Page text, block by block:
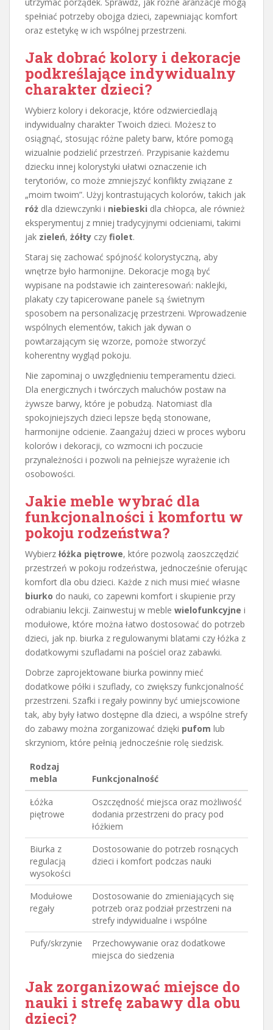
utrzymać porządek. Sprawdź, jak różne aranżacje mogą
spełniać potrzeby obojga dzieci, zapewniając komfort
oraz estetykę w ich wspólnej przestrzeni.
Jak dobrać kolory i dekoracje
podkreślające indywidualny
charakter dzieci?
Wybierz kolory i dekoracje, które odzwierciedlają
indywidualny charakter Twoich dzieci. Możesz to
osiągnąć, stosując różne palety barw, które pomogą
wizualnie podzielić przestrzeń. Przypisanie każdemu
dziecku innej kolorystyki ułatwi oznaczenie ich
terytoriów, co może zmniejszyć konflikty związane z
„moim twoim”. Użyj kontrastujących kolorów, takich jak
róż dla dziewczynki i niebieski dla chłopca, ale również
eksperymentuj z mniej tradycyjnymi odcieniami, takimi
jak zieleń, żółty czy fiolet.
Staraj się zachować spójność kolorystyczną, aby
wnętrze było harmonijne. Dekoracje mogą być
wypisane na podstawie ich zainteresowań: naklejki,
plakaty czy tapicerowane panele są świetnym
sposobem na personalizację przestrzeni. Wprowadzenie
wspólnych elementów, takich jak dywan o
powtarzającym się wzorze, pomoże stworzyć
koherentny wygląd pokoju.
Nie zapominaj o uwzględnieniu temperamentu dzieci.
Dla energicznych i twórczych maluchów postaw na
żywsze barwy, które je pobudzą. Natomiast dla
spokojniejszych dzieci lepsze będą stonowane,
harmonijne odcienie. Zaangażuj dzieci w proces wyboru
kolorów i dekoracji, co wzmocni ich poczucie
przynależności i pozwoli na pełniejsze wyrażenie ich
osobowości.
Jakie meble wybrać dla
funkcjonalności i komfortu w
pokoju rodzeństwa?
Wybierz łóżka piętrowe, które pozwolą zaoszczędzić
przestrzeń w pokoju rodzeństwa, jednocześnie oferując
komfort dla obu dzieci. Każde z nich musi mieć własne
biurko do nauki, co zapewni komfort i skupienie przy
odrabianiu lekcji. Zainwestuj w meble wielofunkcyjne i
modułowe, które można łatwo dostosować do potrzeb
dzieci, jak np. biurka z regulowanymi blatami czy łóżka z
dodatkowymi szufladami na pościel oraz zabawki.
Dobrze zaprojektowane biurka powinny mieć
dodatkowe półki i szuflady, co zwiększy funkcjonalność
przestrzeni. Szafki i regały powinny być umiejscowione
tak, aby były łatwo dostępne dla dzieci, a wspólne strefy
do zabawy można zorganizować dzięki pufom lub
skrzyniom, które pełnią jednocześnie rolę siedzisk.
Rodzaj
mebla
Funkcjonalność
Łóżka
piętrowe
Oszczędność miejsca oraz możliwość
dodania przestrzeni do pracy pod
łóżkiem
Biurka z
regulacją
wysokości
Dostosowanie do potrzeb rosnących
dzieci i komfort podczas nauki
Modułowe
regały
Dostosowanie do zmieniających się
potrzeb oraz podział przestrzeni na
strefy indywidualne i wspólne
Pufy/skrzynie
Przechowywanie oraz dodatkowe
miejsca do siedzenia
Jak zorganizować miejsce do
nauki i strefę zabawy dla obu
dzieci?